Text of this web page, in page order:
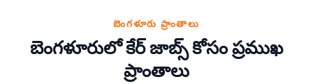
బెంగళూరు ప్రాంతాలు
బెంగళూరులో కేర్ జాబ్స్ కోసం ప్రముఖ
ప్రాంతాలు